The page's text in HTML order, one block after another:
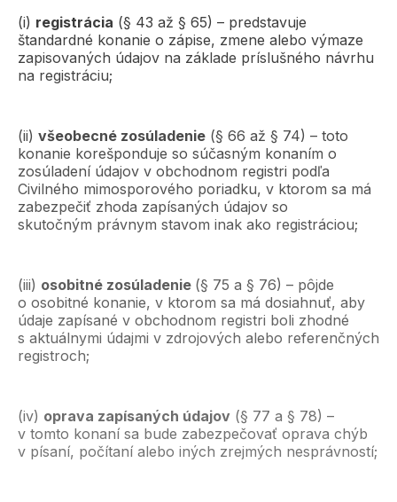
(i) registrácia (§ 43 až § 65) – predstavuje
štandardné konanie o zápise, zmene alebo výmaze
zapisovaných údajov na základe príslušného návrhu
na registráciu;
(ii) všeobecné zosúladenie (§ 66 až § 74) – toto
konanie korešponduje so súčasným konaním o
zosúladení údajov v obchodnom registri podľa
Civilného mimosporového poriadku, v ktorom sa má
zabezpečiť zhoda zapísaných údajov so
skutočným právnym stavom inak ako registráciou;
(iii) osobitné zosúladenie (§ 75 a § 76) – pôjde
o osobitné konanie, v ktorom sa má dosiahnuť, aby
údaje zapísané v obchodnom registri boli zhodné
s aktuálnymi údajmi v zdrojových alebo referenčných
registroch;
(iv) oprava zapísaných údajov (§ 77 a § 78) –
v tomto konaní sa bude zabezpečovať oprava chýb
v písaní, počítaní alebo iných zrejmých nesprávností;